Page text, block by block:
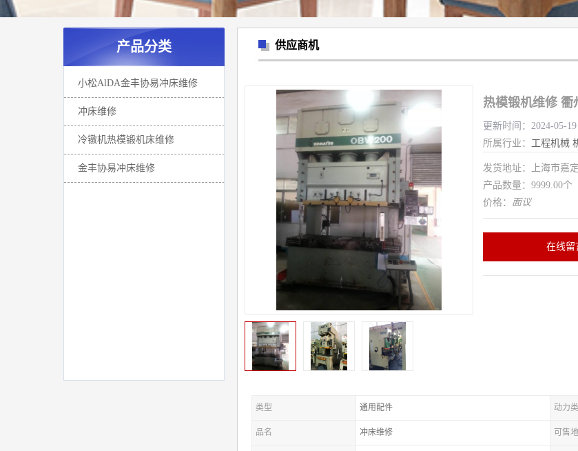
产品分类
小松AlDA金丰协易冲床维修
冲床维修
冷镦机热模锻机床维修
金丰协易冲床维修
供应商机
热模锻机维修 衢
更新时间：2024-05-
所属行业： 工程机械
发货地址：上海市嘉
产品数量：9999.00个
价格： 面议
在线留
类型 通用配件 动力
品名 冲床维修 可售地